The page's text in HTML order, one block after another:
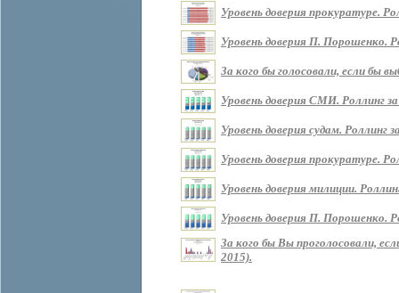
Уровень доверия прокуратуре.
Уровень доверия П. Порошенко.
За кого бы голосовали, если бы
Уровень доверия СМИ. Роллинг
Уровень доверия судам. Роллинг
Уровень доверия прокуратуре.
Уровень доверия милиции.
Уровень доверия П. Порошенко.
За кого бы Вы проголосовали,
2015).